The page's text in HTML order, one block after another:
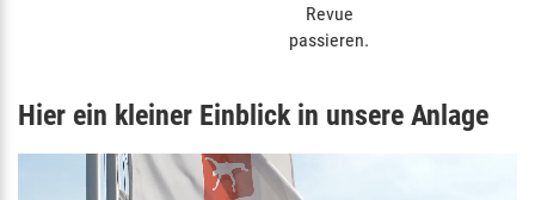
Revue
passieren.
Hier ein kleiner Einblick in unsere Anlage